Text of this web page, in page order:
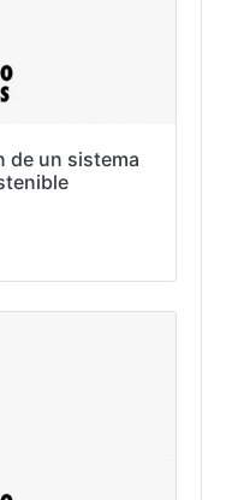
de un sistema